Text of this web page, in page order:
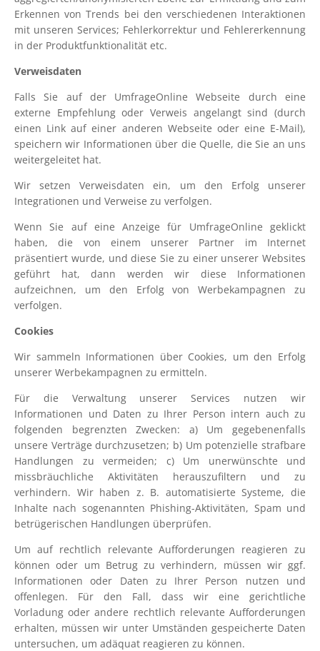
Erkennen von Trends bei den verschiedenen Interaktionen
mit unseren Services; Fehlerkorrektur und Fehlererkennung
in der Produktfunktionalität etc.
Verweisdaten
Falls Sie auf der UmfrageOnline Webseite durch eine
externe Empfehlung oder Verweis angelangt sind (durch
einen Link auf einer anderen Webseite oder eine E-Mail),
speichern wir Informationen über die Quelle, die Sie an uns
weitergeleitet hat.
Wir setzen Verweisdaten ein, um den Erfolg unserer
Integrationen und Verweise zu verfolgen.
Wenn Sie auf eine Anzeige für UmfrageOnline geklickt
haben, die von einem unserer Partner im Internet
präsentiert wurde, und diese Sie zu einer unserer Websites
geführt hat, dann werden wir diese Informationen
aufzeichnen, um den Erfolg von Werbekampagnen zu
verfolgen.
Cookies
Wir sammeln Informationen über Cookies, um den Erfolg
unserer Werbekampagnen zu ermitteln.
Für die Verwaltung unserer Services nutzen wir
Informationen und Daten zu Ihrer Person intern auch zu
folgenden begrenzten Zwecken: a) Um gegebenenfalls
unsere Verträge durchzusetzen; b) Um potenzielle strafbare
Handlungen zu vermeiden; c) Um unerwünschte und
missbräuchliche Aktivitäten herauszufiltern und zu
verhindern. Wir haben z. B. automatisierte Systeme, die
Inhalte nach sogenannten Phishing-Aktivitäten, Spam und
betrügerischen Handlungen überprüfen.
Um auf rechtlich relevante Aufforderungen reagieren zu
können oder um Betrug zu verhindern, müssen wir ggf.
Informationen oder Daten zu Ihrer Person nutzen und
offenlegen. Für den Fall, dass wir eine gerichtliche
Vorladung oder andere rechtlich relevante Aufforderungen
erhalten, müssen wir unter Umständen gespeicherte Daten
untersuchen, um adäquat reagieren zu können.